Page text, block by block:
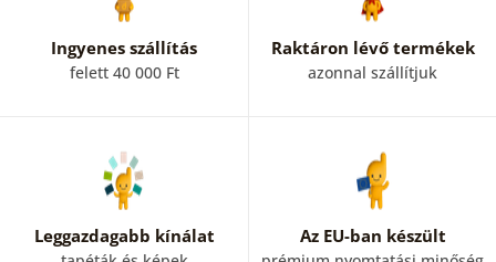
Ingyenes szállítás
felett 40 000 Ft
Raktáron lévő termékek
azonnal szállítjuk
Leggazdagabb kínálat Az EU-ban készült